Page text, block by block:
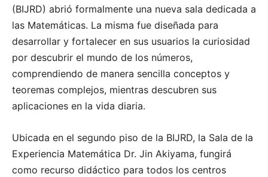
(BIJRD) abrió formalmente una nueva sala dedicada a
las Matemáticas. La misma fue diseñada para
desarrollar y fortalecer en sus usuarios la curiosidad
por descubrir el mundo de los números,
comprendiendo de manera sencilla conceptos y
teoremas complejos, mientras descubren sus
aplicaciones en la vida diaria.
Ubicada en el segundo piso de la BIJRD, la Sala de la
Experiencia Matemática Dr. Jin Akiyama, fungirá
como recurso didáctico para todos los centros